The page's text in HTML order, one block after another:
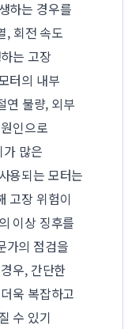
하는 경우를
, 회전 속도
는 고장
터의 내부
연 불량, 외부
인으로
가 많은
용되는 모터는
고장 위험이
이상 징후를
가의 점검을
우, 간단한
욱 복잡하고
수 있기